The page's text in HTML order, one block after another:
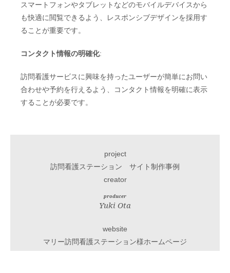
スマートフォンやタブレットなどのモバイルデバイスから
も快適に閲覧できるよう、レスポンシブデザインを採用す
ることが重要です。
コンタクト情報の明確化:
訪問看護サービスに興味を持ったユーザーが簡単にお問い
合わせや予約を行えるよう、コンタクト情報を明確に表示
することが必要です。
project
訪問看護ステーション サイト制作事例
creator
producer
Yuki Ota
website
マリー訪問看護ステーション様ホームページ